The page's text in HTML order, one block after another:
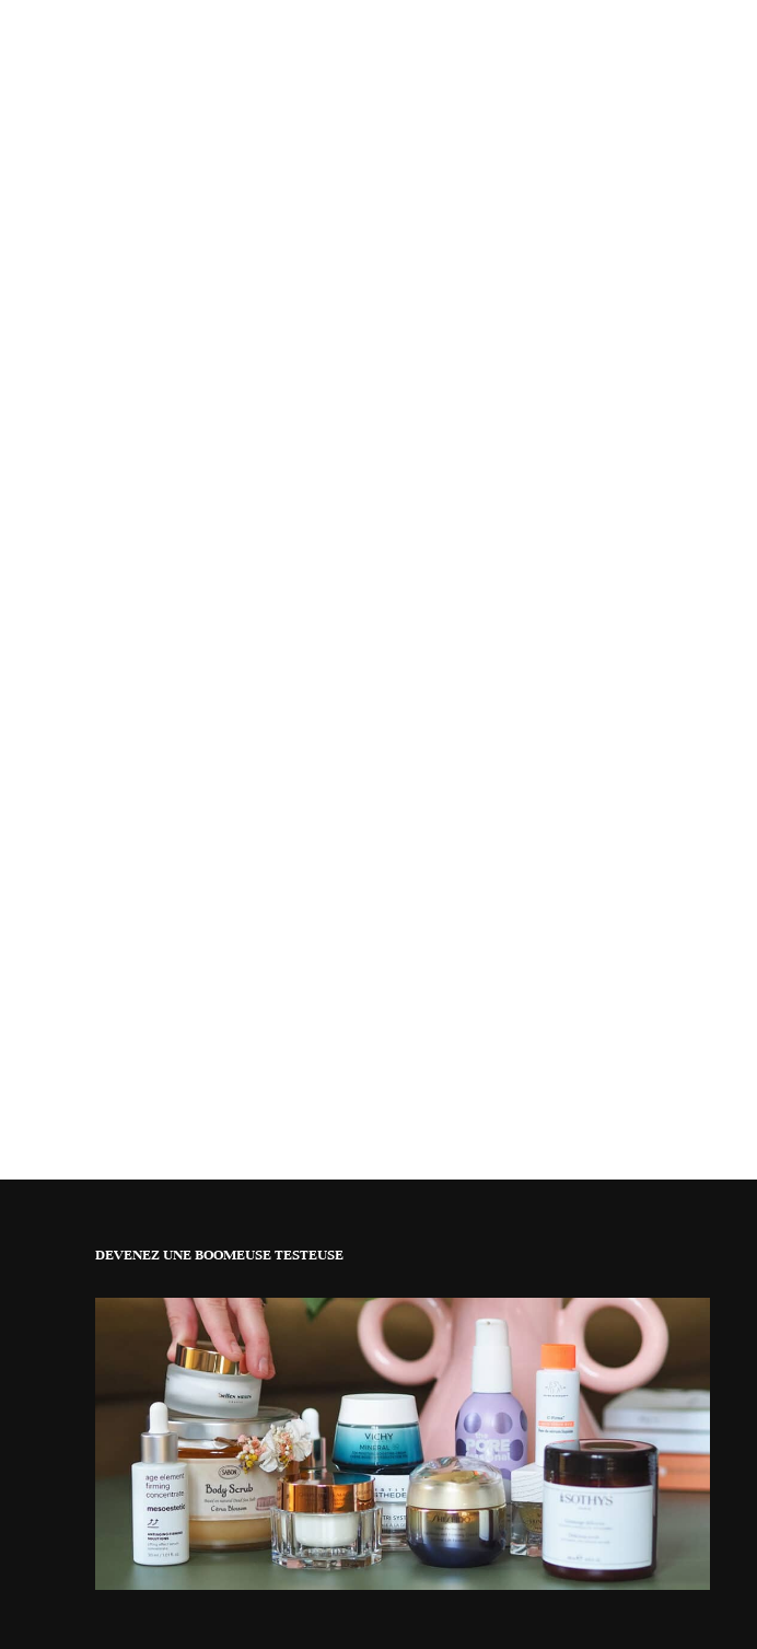
DEVENEZ UNE BOOMEUSE TESTEUSE